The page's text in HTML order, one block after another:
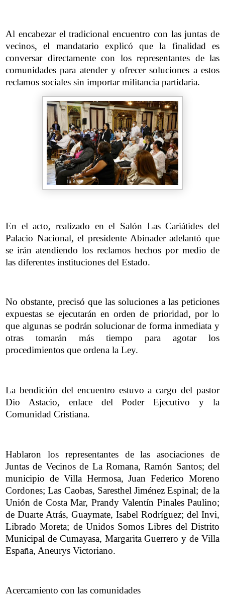
Al encabezar el tradicional encuentro con las juntas de
vecinos, el mandatario explicó que la finalidad es
conversar directamente con los representantes de las
comunidades para atender y ofrecer soluciones a estos
reclamos sociales sin importar militancia partidaria.
En el acto, realizado en el Salón Las Cariátides del
Palacio Nacional, el presidente Abinader adelantó que
se irán atendiendo los reclamos hechos por medio de
las diferentes instituciones del Estado.
No obstante, precisó que las soluciones a las peticiones
expuestas se ejecutarán en orden de prioridad, por lo
que algunas se podrán solucionar de forma inmediata y
otras tomarán más tiempo para agotar los
procedimientos que ordena la Ley.
La bendición del encuentro estuvo a cargo del pastor
Dio Astacio, enlace del Poder Ejecutivo y la
Comunidad Cristiana.
Hablaron los representantes de las asociaciones de
Juntas de Vecinos de La Romana, Ramón Santos; del
municipio de Villa Hermosa, Juan Federico Moreno
Cordones; Las Caobas, Saresthel Jiménez Espinal; de la
Unión de Costa Mar, Prandy Valentín Pinales Paulino;
de Duarte Atrás, Guaymate, Isabel Rodríguez; del Invi,
Librado Moreta; de Unidos Somos Libres del Distrito
Municipal de Cumayasa, Margarita Guerrero y de Villa
España, Aneurys Victoriano.
Acercamiento con las comunidades